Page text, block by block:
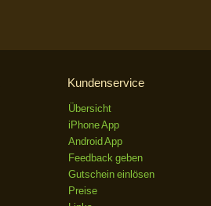
Kundenservice
Übersicht
iPhone App
Android App
Feedback geben
Gutschein einlösen
Preise